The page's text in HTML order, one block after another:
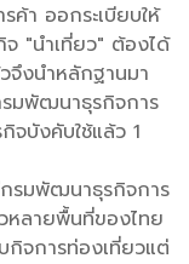
า ออกระเบียบให้
จ "นำเที่ยว" ต้องได้
งนำหลักฐานมา
รมพัฒนาธุรกิจการ
จบังคับใช้แล้ว 1
รมพัฒนาธุรกิจการ
หลายพื้นที่ของไทย
กิจการท่องเที่ยวแต่